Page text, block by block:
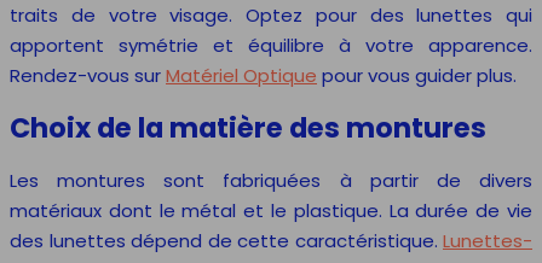
traits de votre visage. Optez pour des lunettes qui
apportent symétrie et équilibre à votre apparence.
Rendez-vous surMatériel Optique pour vous guider plus.
Choix de la matière des montures
Les montures sont fabriquées à partir de divers
matériaux dont le métal et le plastique. La durée de vie
des lunettes dépend de cette caractéristique. Lunettes-